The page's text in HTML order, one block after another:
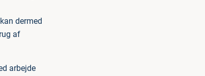
dermed
af
arbejde